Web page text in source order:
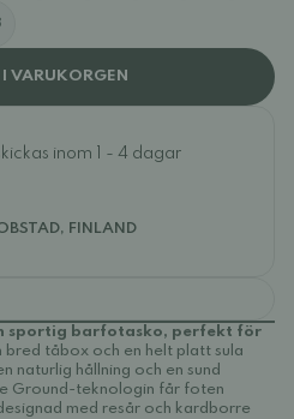
VARUKORGEN
inom 1 - 4 dagar
FINLAND
sportig barfotasko, perfekt för
bred tåbox och en helt platt sula
naturlig hållning och en sund
Ground-teknologin får foten
med resår och kardborre